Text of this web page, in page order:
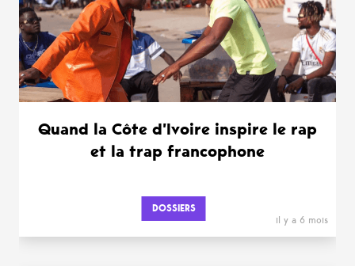
Quand la Côte d’Ivoire inspire le rap
et la trap francophone
DOSSIERS
il y a 6 mois